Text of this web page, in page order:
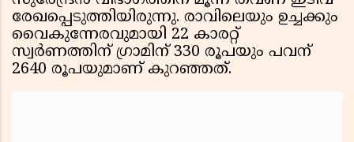
രേഖപ്പെടുത്തിയിരുന്നു. രാവിലെയും ഉച്ചക്കും
വൈകുന്നേരവുമായി 22 കാരറ്റ്
സ്വര്‍ണത്തിന് ഗ്രാമിന് 330 രൂപയും പവന്
2640 രൂപയുമാണ് കുറഞ്ഞത്.